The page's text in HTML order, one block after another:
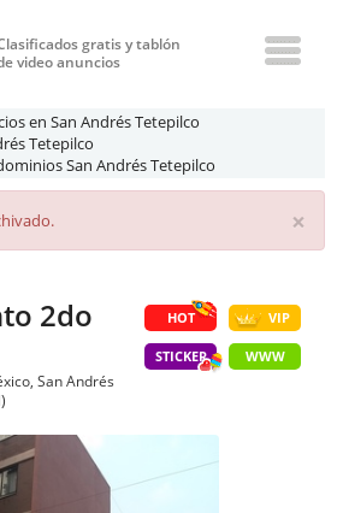
gratis y tablón
video anuncios
en San Andrés Tetepilco
Tetepilco
San Andrés Tetepilco
×
HOT VIP
STICKER WWW
2do
San Andrés